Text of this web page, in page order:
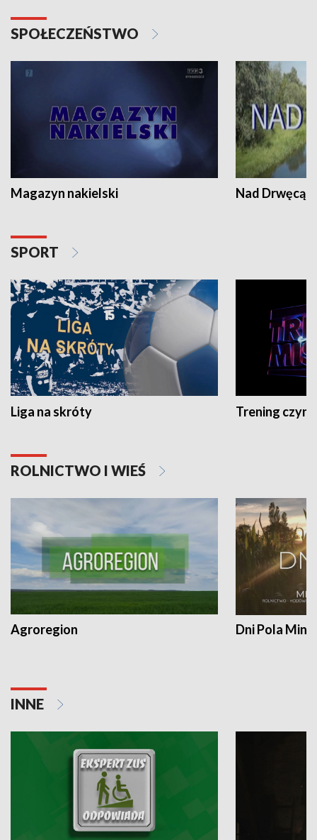
SPOŁECZEŃSTWO
Magazyn nakielski Nad Drwęcą
SPORT
Liga na skróty Trening czyni
ROLNICTWO I WIEŚ
Agroregion Dni Pola
INNE